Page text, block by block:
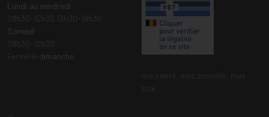
Lundi au vendredi
Samedi
dimanche